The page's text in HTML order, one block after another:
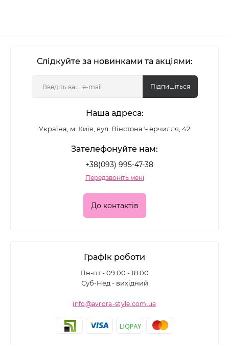
Слідкуйте за новинками та акціями:
Підпишіться
Наша адреса:
Україна, м. Київ, вул. Вінстона Черчилля, 42
Зателефонуйте нам:
+38(093) 995-47-38
Передзвоніть мені
До контактів
Графік роботи
Пн-пт - 09:00 - 18:00
Суб-Нед - вихідний
info@avrora-style.com.ua